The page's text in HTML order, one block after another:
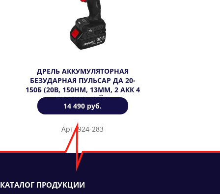
ДРЕЛЬ АККУМУЛЯТОРНАЯ
БЕЗУДАРНАЯ ПУЛЬСАР ДА 20-
150Б (20В, 150НМ, 13ММ, 2 АКК 4
АЧ И З/У, КЕЙС)
14 490 руб.
Арт. 924-283
КАТАЛОГ ПРОДУКЦИИ